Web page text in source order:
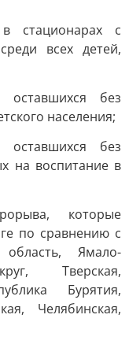
стационарах с
всех детей,
оставшихся без
населения;
оставшихся без
на воспитание в
которые
по сравнению с
Ямало-
Тверская,
Бурятия,
Челябинская,